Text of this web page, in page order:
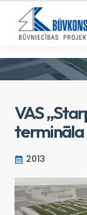
VAS
termināla
2013